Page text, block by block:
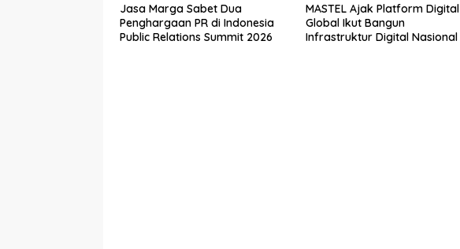
Jasa Marga Sabet Dua
Penghargaan PR di Indonesia
Public Relations Summit 2026
MASTEL Ajak Platform Digital
Global Ikut Bangun
Infrastruktur Digital Nasional